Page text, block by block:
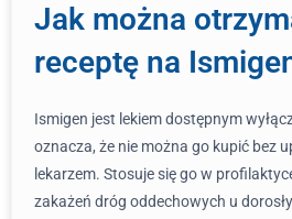
Jak można
receptę na
Ismigen jest lekiem dostępnym
oznacza, że nie można go kupić bez
lekarzem. Stosuje się go w
zakażeń dróg oddechowych u